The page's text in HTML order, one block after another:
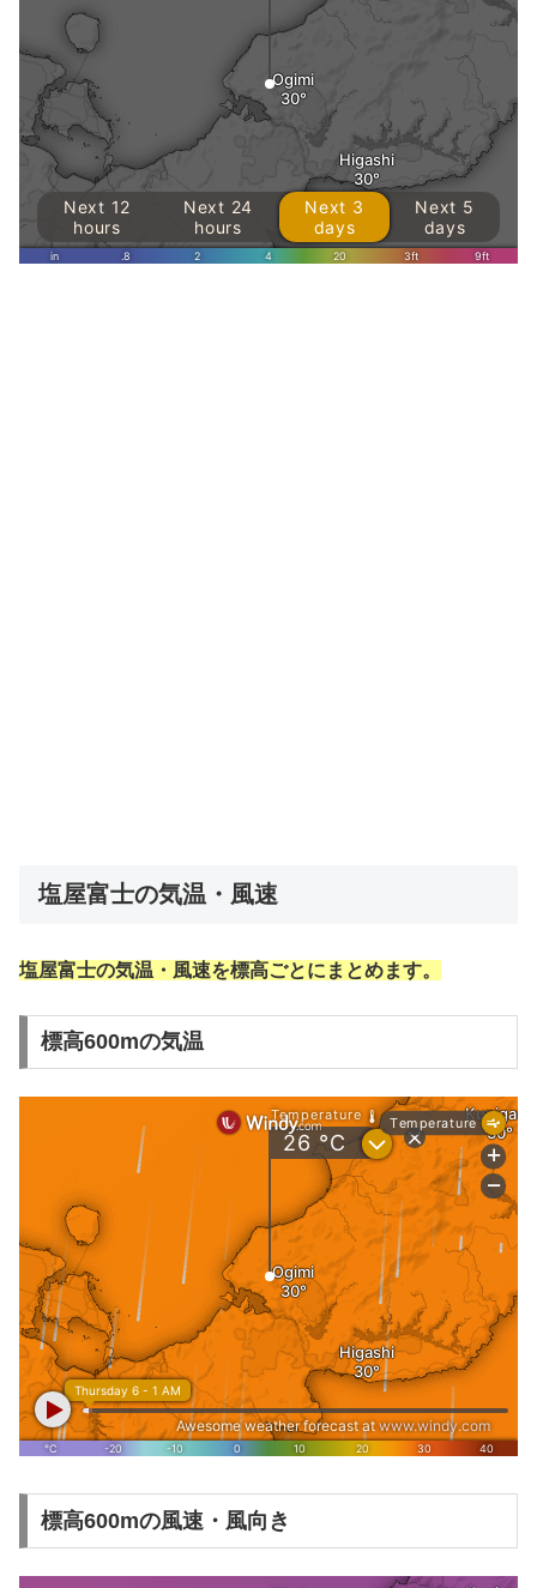
塩屋富士の気温・風速
塩屋富士の気温・風速を標高ごとにまとめます。
標高600mの気温
標高600mの風速・風向き